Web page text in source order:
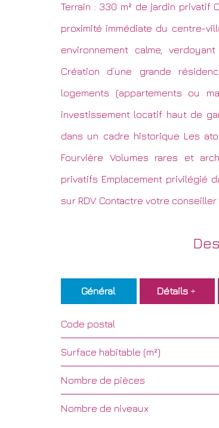
Terrain : 330 m² de jardin privatif
proximité immédiate du centre-
environnement calme,
Création d’une grande
logements (appartements ou
investissement locatif haut de
dans un cadre historique Les
Fourvière Volumes rares et
privatifs Emplacement privilégié
sur RDV. Contactre votre conseiller
Général Détails +
Code postal
Surface habitable (m²)
Nombre de pièces
Nombre de niveaux